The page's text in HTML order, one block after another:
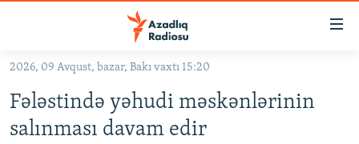
Əsas
qayıt
Əsas
2026, 09 Avqust, bazar, Bakı vaxtı 15:20
Fələstində yəhudi məskənlərinin
salınması davam edir